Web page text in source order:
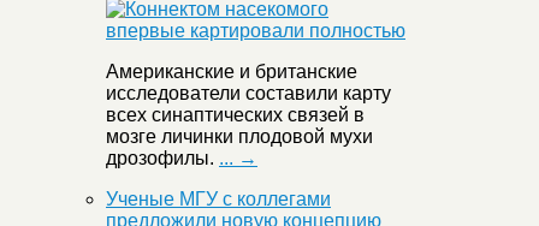
Американские и британские
исследователи составили карту
всех синаптических связей в
мозге личинки плодовой мухи
дрозофилы. ... →
Ученые МГУ с коллегами
предложили новую концепцию